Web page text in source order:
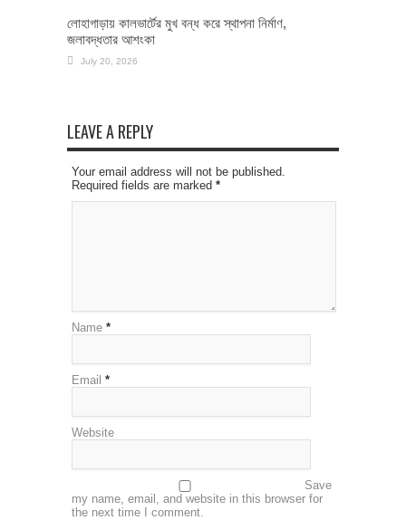
লোহাগাড়ায় কালভার্টের মুখ বন্ধ করে স্থাপনা নির্মাণ,
জলাবদ্ধতার আশংকা
July 20, 2026
LEAVE A REPLY
Your email address will not be published.
Required fields are marked *
Name *
Email *
Website
Save
my name, email, and website in this browser for
the next time I comment.